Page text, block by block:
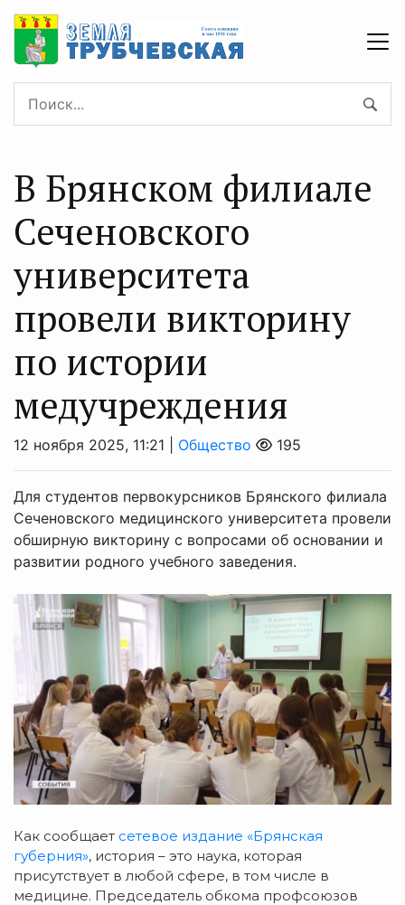
В Брянском филиале
Сеченовского
университета
провели викторину
по истории
медучреждения
12 ноября 2025, 11:21 | Общество 195
Для студентов первокурсников Брянского филиала
Сеченовского медицинского университета провели
обширную викторину с вопросами об основании и
развитии родного учебного заведения.
Как сообщает сетевое издание «Брянская
губерния», история – это наука, которая
присутствует в любой сфере, в том числе в
медицине. Председатель обкома профсоюзов